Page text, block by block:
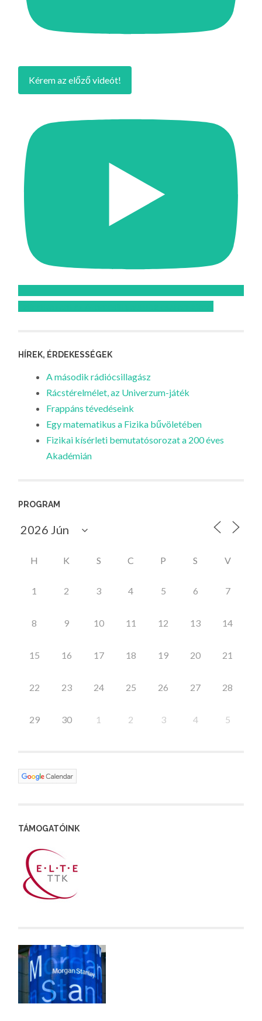
Kérem az előző videót!
HÍREK, ÉRDEKESSÉGEK
A második rádiócsillagász
Rácstérelmélet, az Univerzum-játék
Frappáns tévedéseink
Egy matematikus a Fizika bűvöletében
Fizikai kísérleti bemutatósorozat a 200 éves
Akadémián
PROGRAM
H K S C P S V
1 2 3 4 5 6 7
8 9 10 11 12 13 14
15 16 17 18 19 20 21
22 23 24 25 26 27 28
29 30 1 2 3 4 5
TÁMOGATÓINK